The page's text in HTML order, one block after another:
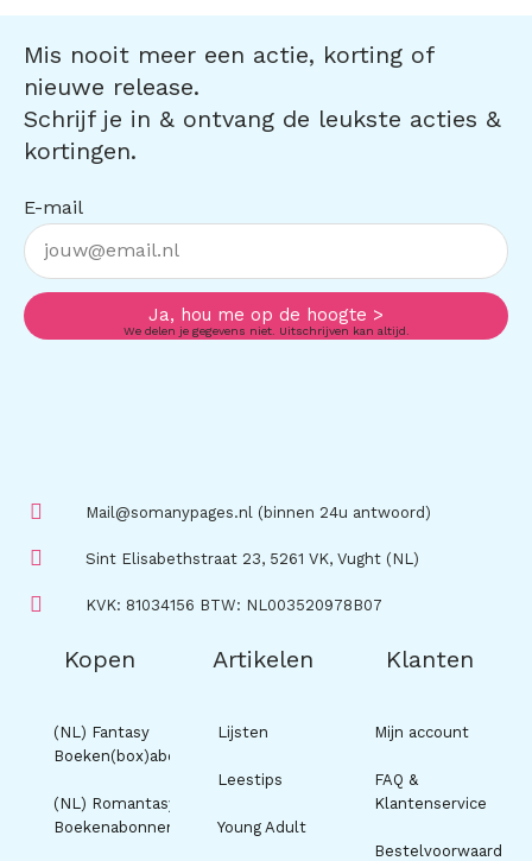
Mis nooit meer een actie, korting of
nieuwe release.
Schrijf je in & ontvang de leukste acties &
kortingen.
E-mail
Ja, hou me op de hoogte >
We delen je gegevens niet. Uitschrijven kan altijd.
Mail@somanypages.nl (binnen 24u antwoord)
Sint Elisabethstraat 23, 5261 VK, Vught (NL)
KVK: 81034156 BTW: NL003520978B07
Kopen
(NL) Fantasy
Boeken(box)abonnement
(NL) Romantasy
Boekenabonnement
Artikelen
Lijsten
Leestips
Young Adult
Klanten
Mijn account
FAQ &
Klantenservice
Bestelvoorwaarden